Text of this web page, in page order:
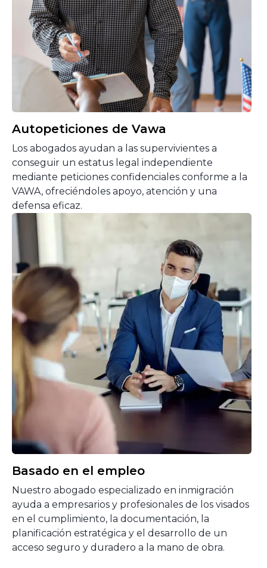
Autopeticiones de Vawa
Los abogados ayudan a las supervivientes a
conseguir un estatus legal independiente
mediante peticiones confidenciales conforme a la
VAWA, ofreciéndoles apoyo, atención y una
defensa eficaz.
Basado en el empleo
Nuestro abogado especializado en inmigración
ayuda a empresarios y profesionales de los visados
en el cumplimiento, la documentación, la
planificación estratégica y el desarrollo de un
acceso seguro y duradero a la mano de obra.